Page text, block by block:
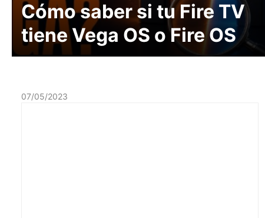
Cómo saber si tu Fire TV
tiene Vega OS o Fire OS
07/05/2023